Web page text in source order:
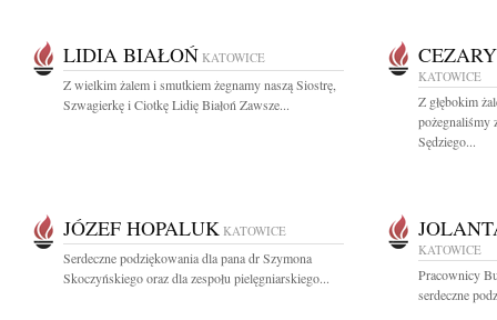
LIDIA BIAŁOŃ KATOWICE
Z wielkim żalem i smutkiem żegnamy naszą Siostrę,
Szwagierkę i Ciotkę Lidię Białoń Zawsze...
KATOWICE
Z głębokim
pożegnaliśmy
Sędziego...
JÓZEF HOPALUK KATOWICE
Serdeczne podziękowania dla pana dr Szymona
Skoczyńskiego oraz dla zespołu pielęgniarskiego...
KATOWICE
Pracownicy
serdeczne